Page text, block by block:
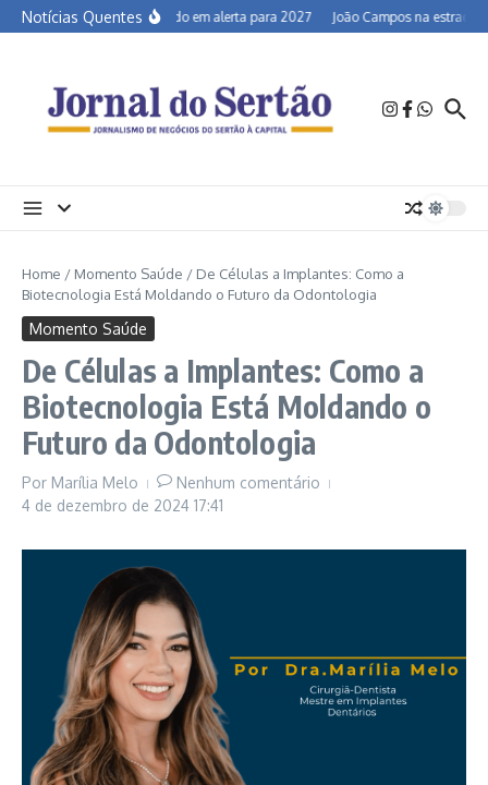
Ir para o conteúdo
Notícias QuentesSemiárido em alerta para 2027 João Campos na estrada
Home / Momento Saúde / De Células a Implantes: Como a
Biotecnologia Está Moldando o Futuro da Odontologia
Momento Saúde
De Células a Implantes: Como a
Biotecnologia Está Moldando o
Futuro da Odontologia
Por Marília Melo
Nenhum comentário
4 de dezembro de 2024 17:41